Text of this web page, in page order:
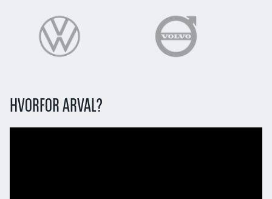
HVORFOR ARVAL?